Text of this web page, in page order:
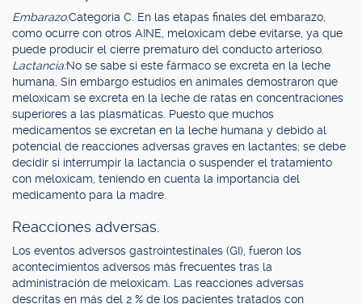
Embarazo:Categoría C. En las etapas finales del embarazo,
como ocurre con otros AINE, meloxicam debe evitarse, ya que
puede producir el cierre prematuro del conducto arterioso.
Lactancia:No se sabe si este fármaco se excreta en la leche
humana, Sin embargo estudios en animales demostraron que
meloxicam se excreta en la leche de ratas en concentraciones
superiores a las plasmáticas. Puesto que muchos
medicamentos se excretan en la leche humana y debido al
potencial de reacciones adversas graves en lactantes; se debe
decidir si interrumpir la lactancia o suspender el tratamiento
con meloxicam, teniendo en cuenta la importancia del
medicamento para la madre.
Reacciones adversas.
Los eventos adversos gastrointestinales (GI), fueron los
acontecimientos adversos más frecuentes tras la
administración de meloxicam. Las reacciones adversas
descritas en más del 2 % de los pacientes tratados con